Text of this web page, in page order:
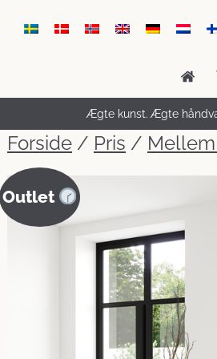
Ægte kunst. Ægte
Forside / Pris /
Outlet